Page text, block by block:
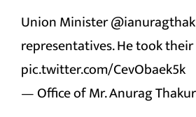
Union Minister
representatives. He took
pic.twitter.com/CevObaek5k
— Office of Mr. Anurag